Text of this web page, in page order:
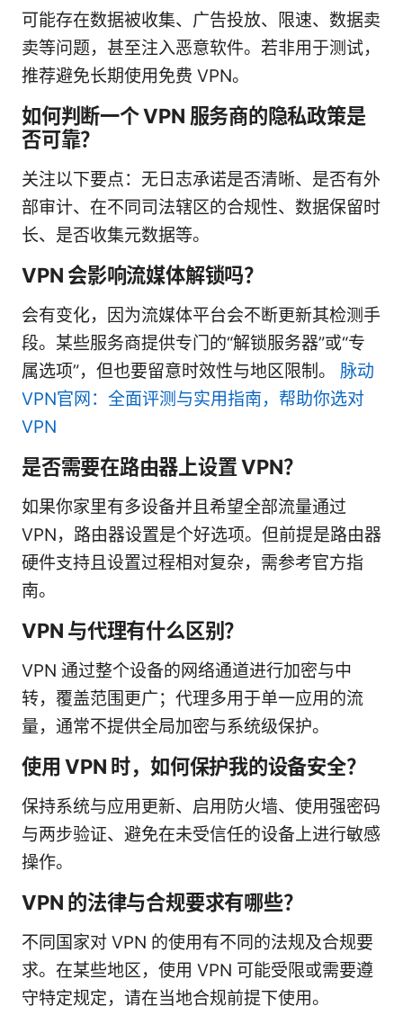
可能存在数据被收集、广告投放、限速、数据卖
卖等问题，甚至注入恶意软件。若非用于测试，
推荐避免长期使用免费 VPN。
如何判断一个 VPN 服务商的隐私政策是
否可靠？
关注以下要点：无日志承诺是否清晰、是否有外
部审计、在不同司法辖区的合规性、数据保留时
长、是否收集元数据等。
VPN 会影响流媒体解锁吗？
会有变化，因为流媒体平台会不断更新其检测手
段。某些服务商提供专门的“解锁服务器”或“专
属选项”，但也要留意时效性与地区限制。 脉动
VPN官网：全面评测与实用指南，帮助你选对
VPN
是否需要在路由器上设置 VPN？
如果你家里有多设备并且希望全部流量通过
VPN，路由器设置是个好选项。但前提是路由器
硬件支持且设置过程相对复杂，需参考官方指
南。
VPN 与代理有什么区别？
VPN 通过整个设备的网络通道进行加密与中
转，覆盖范围更广；代理多用于单一应用的流
量，通常不提供全局加密与系统级保护。
使用 VPN 时，如何保护我的设备安全？
保持系统与应用更新、启用防火墙、使用强密码
与两步验证、避免在未受信任的设备上进行敏感
操作。
VPN 的法律与合规要求有哪些？
不同国家对 VPN 的使用有不同的法规及合规要
求。在某些地区，使用 VPN 可能受限或需要遵
守特定规定，请在当地合规前提下使用。